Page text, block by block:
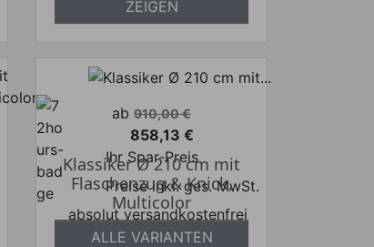
ZEIGEN
Verkaufspreis
ab 910,00 €
Preis
858,13 €
Ihr Spar-Preis
Preise inkl. ges. MwSt.
absolut versandkostenfrei
Klassiker Ø 210 cm mit
Flaschenzug & Knick,
Multicolor
ALLE VARIANTEN